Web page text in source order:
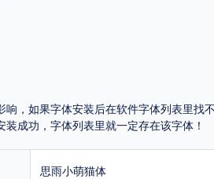
响，如果字体安装后在软件字体列表里
成功，字体列表里就一定存在该字体！
思雨小萌猫体